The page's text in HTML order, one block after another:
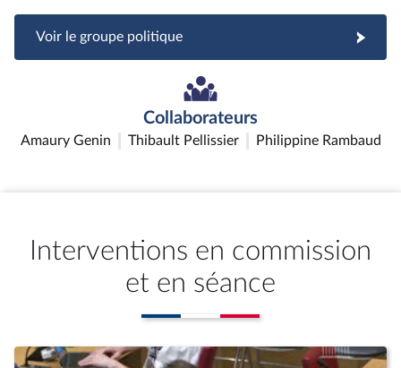
Voir le groupe politique
Collaborateurs
Amaury Genin Thibault Pellissier Philippine Rambaud
Interventions en commission
et en séance